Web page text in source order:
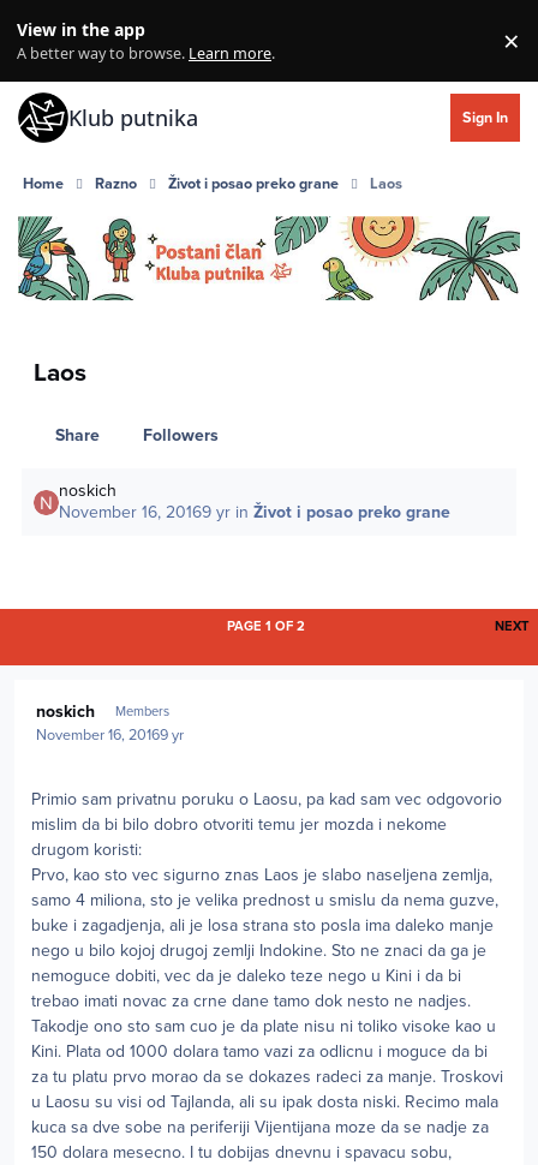
View in the app
A better way to browse. Learn more. ×
Klub putnika Sign In
Home Razno Život i posao preko grane Laos
Laos
Share Followers
noskich
November 16, 20169 yr inŽivot i posao preko grane
NEXT
PAGE 1 OF 2
noskich Members
November 16, 20169 yr
Primio sam privatnu poruku o Laosu, pa kad sam vec odgovorio
mislim da bi bilo dobro otvoriti temu jer mozda i nekome
drugom koristi:
Prvo, kao sto vec sigurno znas Laos je slabo naseljena zemlja,
samo 4 miliona, sto je velika prednost u smislu da nema guzve,
buke i zagadjenja, ali je losa strana sto posla ima daleko manje
nego u bilo kojoj drugoj zemlji Indokine. Sto ne znaci da ga je
nemoguce dobiti, vec da je daleko teze nego u Kini i da bi
trebao imati novac za crne dane tamo dok nesto ne nadjes.
Takodje ono sto sam cuo je da plate nisu ni toliko visoke kao u
Kini. Plata od 1000 dolara tamo vazi za odlicnu i moguce da bi
za tu platu prvo morao da se dokazes radeci za manje. Troskovi
u Laosu su visi od Tajlanda, ali su ipak dosta niski. Recimo mala
kuca sa dve sobe na periferiji Vijentijana moze da se nadje za
150 dolara mesecno. I tu dobijas dnevnu i spavacu sobu,